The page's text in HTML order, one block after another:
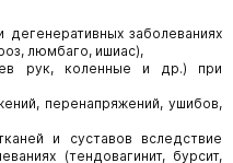
заболеваниях
люмбаго, ишиас),
рук, коленные и др.) при
перенапряжений, ушибов,
и суставов вследствие
(тендовагинит, бурсит,